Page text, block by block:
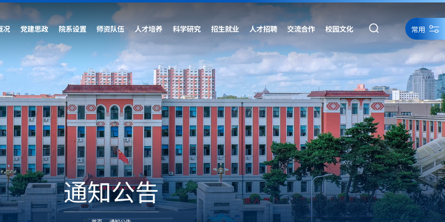
况 党建思政 院系设置 师资队伍 人才培养 科学研究 招生就业 人才招聘 交流合作 校园文化 常用
通知公告